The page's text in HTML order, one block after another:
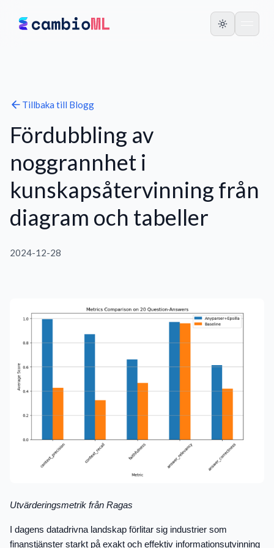
Tillbaka till Blogg
Fördubbling av
noggrannhet i
kunskapsåtervinning från
diagram och tabeller
2024-12-28
Utvärderingsmetrik från Ragas
I dagens datadrivna landskap förlitar sig industrier som
finanstjänster starkt på exakt och effektiv informationsutvinning